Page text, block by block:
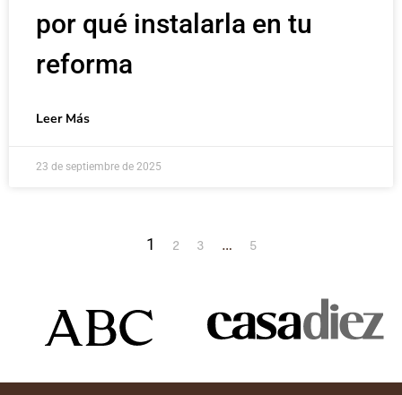
por qué instalarla en tu
reforma
Leer Más
23 de septiembre de 2025
1 2 3 … 5